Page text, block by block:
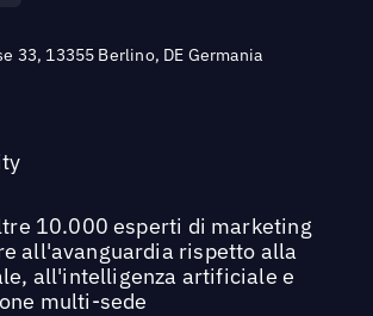
33, 13355 Berlino, DE Germania
10.000 esperti di marketing
all'avanguardia rispetto alla
all'intelligenza artificiale e
multi-sede